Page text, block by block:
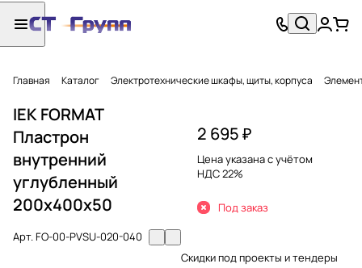
Главная Каталог Электротехнические шкафы, щиты, корпуса
IEK FORMAT
Пластрон
внутренний
углубленный
200х400х50
Арт.FO-00-PVSU-020-040
2 695 ₽
Цена указана с учётом
НДС 22%
Под заказ
Скидки под проекты и тендеры